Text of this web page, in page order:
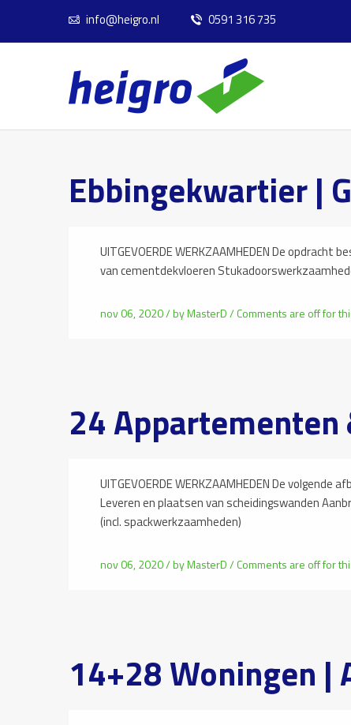
info@heigro.nl 0591 316 735
Ebbingekwartier |
UITGEVOERDE WERKZAAMHEDEN De
van cementdekvloeren
nov 06, 2020 /byMasterD/ Comments are off for
24 Appartementen
UITGEVOERDE WERKZAAMHEDEN De
Leveren en plaatsen van scheidingswanden
(incl. spackwerkzaamheden)
nov 06, 2020 /byMasterD/ Comments are off for
14+28 Woningen |